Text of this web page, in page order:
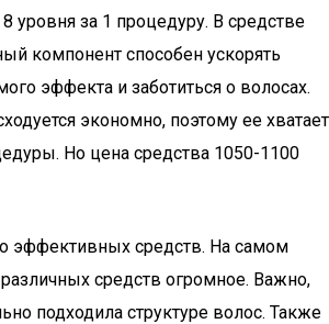
уровня за 1 процедуру. В средстве
компонент способен ускорять
эффекта и заботиться о волосах.
экономно, поэтому ее хватает
Но цена средства 1050-1100
эффективных средств. На самом
средств огромное. Важно,
подходила структуре волос. Также